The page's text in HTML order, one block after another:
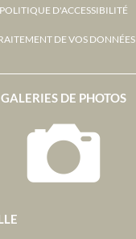
GALERIES DE PHOTOS
POLITIQUE D'ACCESSIBILITÉ
DE VOS DONNÉES